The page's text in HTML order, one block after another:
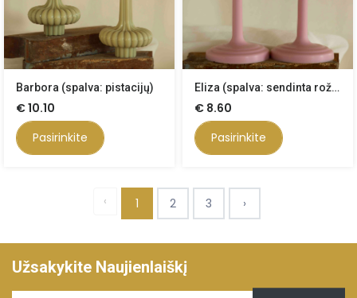
Barbora (spalva: pistacijų)
€10.10
Pasirinkite
Eliza (spalva: sendinta rožė)
€ 8.60
Pasirinkite
‹ 1 2 3 ›
Užsakykite Naujienlaiškį